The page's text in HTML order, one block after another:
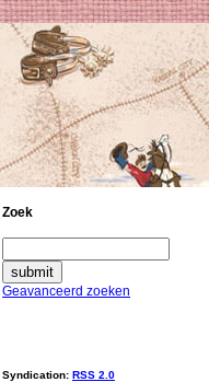
Zoek
Geavanceerd zoeken
Syndication: RSS 2.0